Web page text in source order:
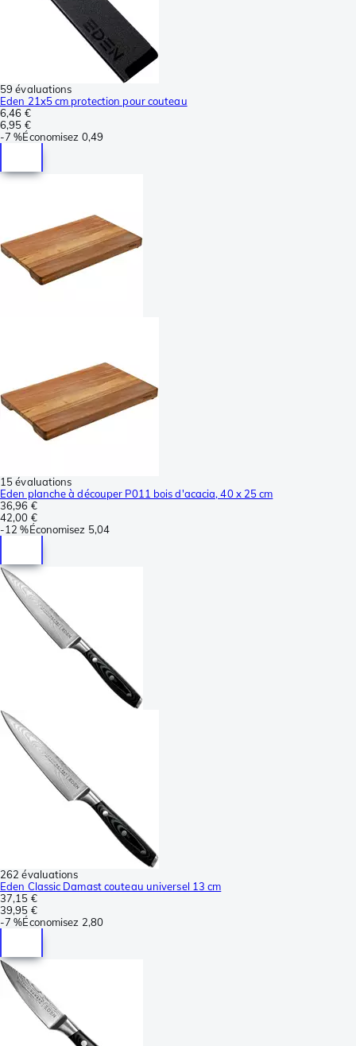
59 évaluations
Eden 21x5 cm protection pour couteau
6,46 €
6,95 €
-7 %Économisez 0,49
15 évaluations
Eden planche à découper P011 bois d'acacia, 40 x 25 cm
36,96 €
42,00 €
-12 %Économisez 5,04
262 évaluations
Eden Classic Damast couteau universel 13 cm
37,15 €
39,95 €
-7 %Économisez 2,80